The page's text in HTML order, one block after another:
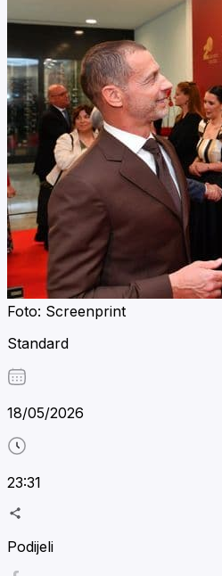
Foto: Screenprint
Standard
18/05/2026
23:31
Podijeli